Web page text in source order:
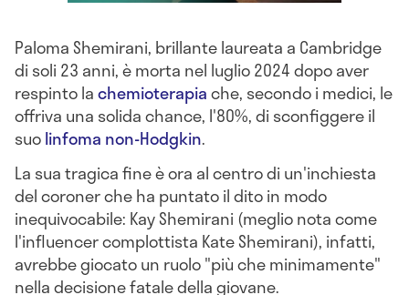
Paloma Shemirani, brillante laureata a Cambridge
di soli 23 anni, è morta nel luglio 2024 dopo aver
respinto lachemioterapiache, secondo i medici, le
offriva una solida chance, l'80%, di sconfiggere il
suolinfoma non-Hodgkin.
La sua tragica fine è ora al centro di un'inchiesta
del coroner che ha puntato il dito in modo
inequivocabile: Kay Shemirani (meglio nota come
l'influencer complottista Kate Shemirani), infatti,
avrebbe giocato un ruolo "più che minimamente"
nella decisione fatale della giovane.